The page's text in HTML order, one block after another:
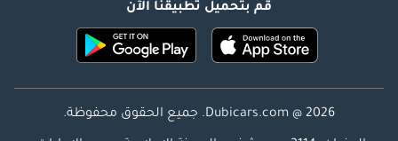
قم بتحميل تطبيقنا الآن
Dubicars.com @ 2026. جميع الحقوق محفوظة.